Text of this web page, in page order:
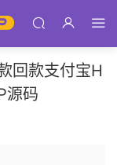
回款支付宝H
源码